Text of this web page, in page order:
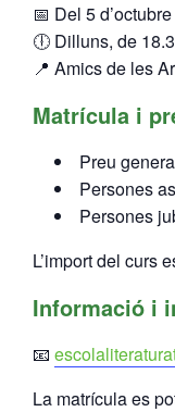
📅 Del 5
🕕 Dilluns, de
📍 Amics de les
Matrícula i
Preu
Persones
Persones
L’import del curs
Informació i
📧
La matrícula es